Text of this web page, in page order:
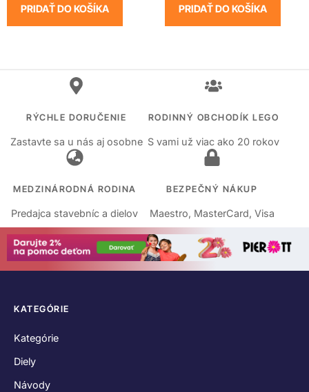
PRIDAŤ DO KOŠÍKA PRIDAŤ DO KOŠÍKA
RÝCHLE DORUČENIE
Zastavte sa u nás aj osobne
RODINNÝ OBCHODÍK LEGO
S vami už viac ako 20 rokov
MEDZINÁRODNÁ RODINA
Predajca stavebníc a dielov
BEZPEČNÝ NÁKUP
Maestro, MasterCard, Visa
KATEGÓRIE
Kategórie
Diely
Návody